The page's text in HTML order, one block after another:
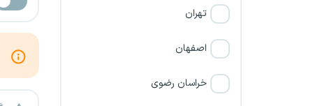
تهران
اصفهان
خراسان رضوی